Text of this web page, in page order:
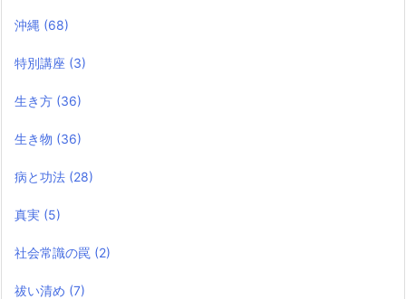
沖縄 (68)
特別講座 (3)
生き方 (36)
生き物 (36)
病と功法 (28)
真実 (5)
社会常識の罠 (2)
祓い清め (7)